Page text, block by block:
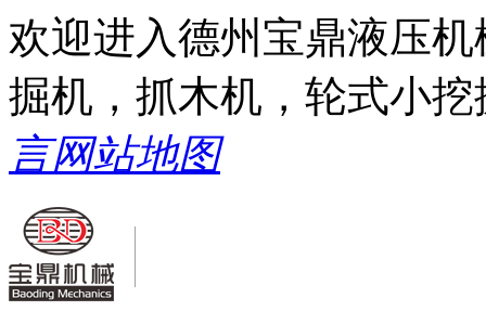
欢迎进入德州宝鼎液压
掘机，抓木机，轮式小
言网站地图